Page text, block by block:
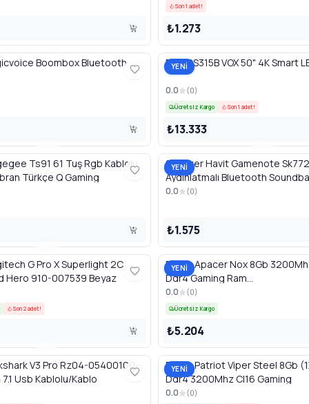
Son 1 adet!
₺1.273
Boombox Bluetooth
YENİ 50WOS315B VOX 50"
0.0 (0)
Ücretsiz Kargo Son 1 adet!
₺13.333
Ts91 61 Tuş Rgb Kablolu
Türkçe Q Gaming
YENİ
Speaker Havit Gamenote
Aydınlatmalı Bluetooth
0.0 (0)
₺1.575
G Pro X Superlight 2C
Hero 910-007539 Beyaz
Son 2 adet!
YENİ
Bellek Apacer Nox 8Gb
Ddr4 Gaming Ram
(Ah4U08G32C28Ymbaa-
0.0 (0)
Ücretsiz Kargo
₺5.204
V3 Pro Rz04-05400100-
7.1 Usb Kablolu/Kablo
YENİ
Bellek Patriot Viper Steel 8Gb
Ddr4 3200Mhz Cl16 Gaming
0.0 (0)